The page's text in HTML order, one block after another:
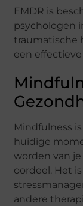
EMDR is
psychologen
traumatische
een
Mindfulness
huidige
worden van
oordeel. Het
andere